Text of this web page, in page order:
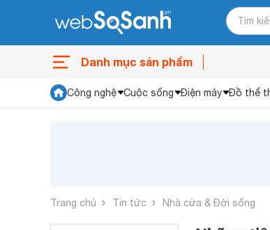
Danh mục sản phẩm
Công nghệ Cuộc sống Điện máy Đồ thể
Trang chủ Tin tức Nhà cửa & Đời sống